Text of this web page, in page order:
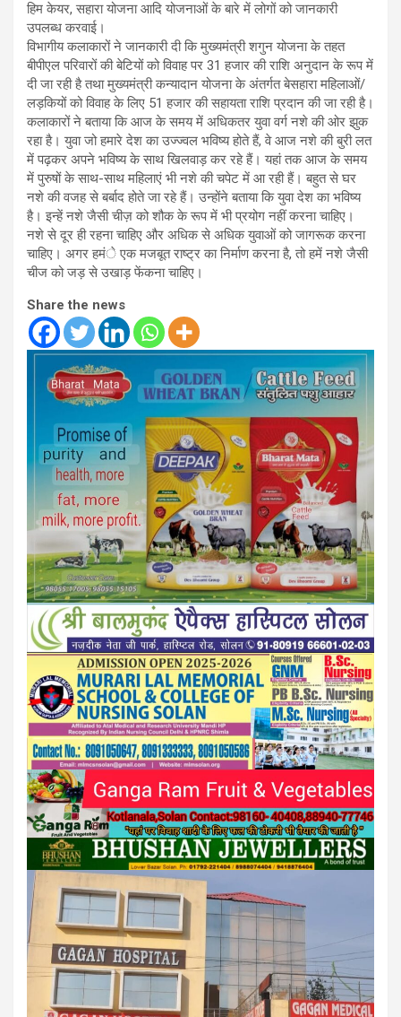
हिम केयर, सहारा योजना आदि योजनाओं के बारे में लोगों को जानकारी
उपलब्ध करवाई।
विभागीय कलाकारों ने जानकारी दी कि मुख्यमंत्री शगुन योजना के तहत
बीपीएल परिवारों की बेटियों को विवाह पर 31 हजार की राशि अनुदान के रूप में
दी जा रही है तथा मुख्यमंत्री कन्यादान योजना के अंतर्गत बेसहारा महिलाओं/
लड़कियों को विवाह के लिए 51 हजार की सहायता राशि प्रदान की जा रही है।
कलाकारों ने बताया कि आज के समय में अधिकतर युवा वर्ग नशे की ओर झुक
रहा है। युवा जो हमारे देश का उज्ज्वल भविष्य होते हैं, वे आज नशे की बुरी लत
में पढ़कर अपने भविष्य के साथ खिलवाड़ कर रहे हैं। यहां तक आज के समय
में पुरुषों के साथ-साथ महिलाएं भी नशे की चपेट में आ रही हैं। बहुत से घर
नशे की वजह से बर्बाद होते जा रहे हैं। उन्होंने बताया कि युवा देश का भविष्य
है। इन्हें नशे जैसी चीज़ को शौक के रूप में भी प्रयोग नहीं करना चाहिए।
नशे से दूर ही रहना चाहिए और अधिक से अधिक युवाओं को जागरूक करना
चाहिए। अगर हमंे एक मजबूत राष्ट्र का निर्माण करना है, तो हमें नशे जैसी
चीज को जड़ से उखाड़ फेंकना चाहिए।
Share the news